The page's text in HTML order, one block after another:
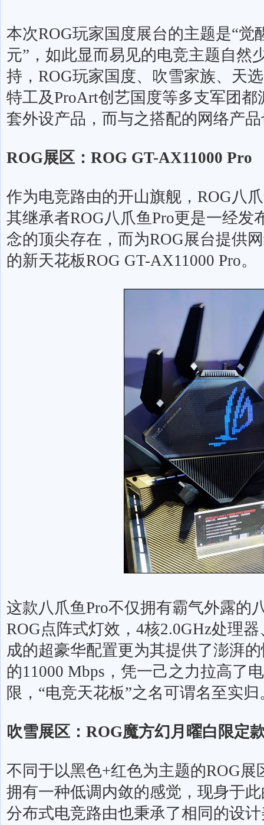
本次ROG玩家国度展台的主题是“觉
元”，如此显而易见的电竞主题自然
持， ROG玩家国度、吹雪家族、天
特工及ProArt创艺国度等多支军团
套外设产品，而与之搭配的网络产
ROG展区： ROG GT-AX11000 Pro
作为电竞路由的开山旗舰， ROG八
其继承者ROG八爪鱼Pro更是一经发
念的顶尖存在，而为ROG展台提供
的新天花板ROG GT-AX11000 Pro。
这款八爪鱼Pro不仅拥有霸气外露的
ROG点阵式灯效， 4核2.0GHz处理器
成的超豪华配置更为其提供了澎湃
的11000 Mbps ，凭一己之力拉高了
限，“电竞天花板”之名可谓名至实归
吹雪展区： ROG魔方幻月曜白限定
不同于以黑色+红色为主题的ROG展
拥有一种低调内敛的感觉，现身于
分布式电竞路由也秉承了相同的设